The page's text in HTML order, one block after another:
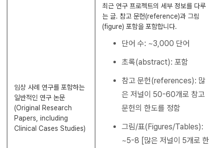
임상 사례 연구를 포함하는
일반적인 연구 논문
(Original Research
Papers, including
Clinical Cases Studies)
최근 연구 프로젝트의 세부 정보를 다루
는 글. 참고 문헌(reference)과 그림
(figure) 포함을 포함합니다.
단어 수: ~3,000 단어
초록(abstract): 포함
참고 문헌(references): 많
은 저널이 50-60개로 참고
문헌의 한도를 정함
그림/표(Figures/Tables):
~5-8 [많은 저널이 5개로 한